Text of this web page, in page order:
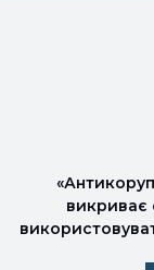
викриває